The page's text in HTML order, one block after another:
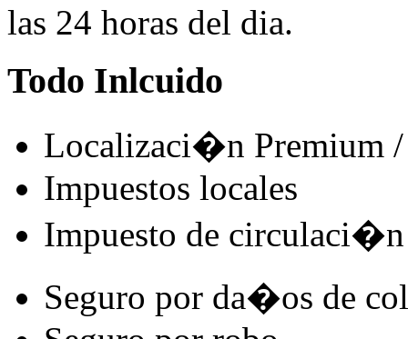
las 24 horas del dia.
Todo Inlcuido
Localizaci�n Premium /
Impuestos locales
Impuesto de circulaci�n
Seguro por da�os de